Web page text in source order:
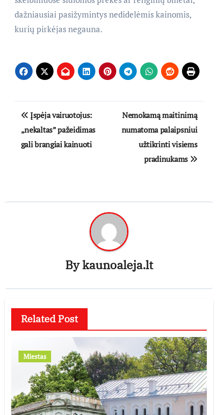
dažniausiai pasižymintys nedidelėmis kainomis,
kurių pirkėjas negauna.
Navigacija
tarp
įrašų
Įspėja vairuotojus:
„nekaltas” pažeidimas
gali brangiai kainuoti
Nemokamą maitinimą
numatoma palaipsniui
užtikrinti visiems
pradinukams
Bykaunoaleja.lt
Related Post
Miestas